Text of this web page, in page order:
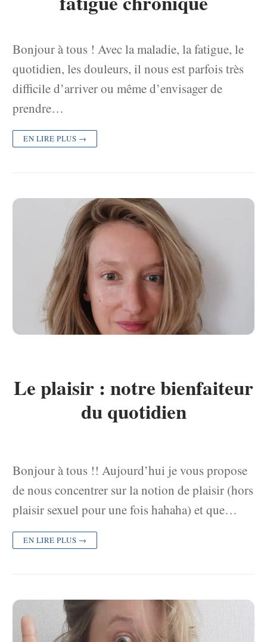
Bonjour à tous ! Avec la maladie, la fatigue, le
quotidien, les douleurs, il nous est parfois très
difficile d’arriver ou même d’envisager de
prendre…
EN LIRE PLUS →
Le plaisir : notre bienfaiteur
du quotidien
Bonjour à tous !! Aujourd’hui je vous propose
de nous concentrer sur la notion de plaisir (hors
plaisir sexuel pour une fois hahaha) et que…
EN LIRE PLUS →